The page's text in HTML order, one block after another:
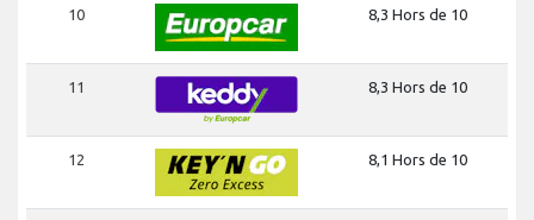
10 8,3 Hors de 10
11 8,3 Hors de 10
12 8,1 Hors de 10